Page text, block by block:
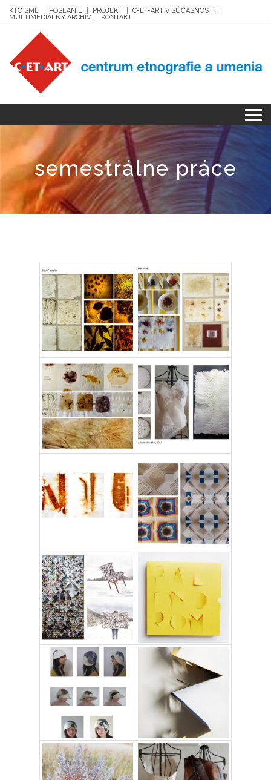
KTO SME POSLANIE PROJEKT
C-ET-ART V SÚČASNOSTI
MULTIMEDIÁLNY ARCHÍV
KONTAKT
semestrálne práce